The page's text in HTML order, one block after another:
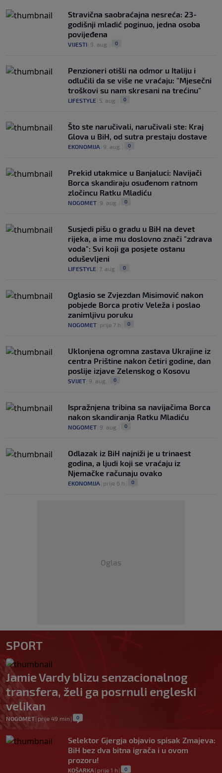
Stravična saobraćajna nesreća: 23-
godišnji mladić poginuo, jedna osoba
povijeđena
VIJESTI 9. aug. 0
Penzioneri otišli na odmor u Italiju i
odlučili da se više ne vraćaju: "Mjesečni
troškovi su nam skresani na trećinu"
LIFESTYLE 5. aug. 0
Što ste naručivali, naručivali ste: Kraj
Glova u BiH, od sutra prestaju dostave
EKONOMIJA 9. aug. 0
Prekid utakmice u Banjaluci: Navijači
Borca skandiraju osuđenom ratnom
zločincu Ratku Mladiću
NOGOMET 9. aug. 0
Susjedi pišu o gradu u BiH na devet
rijeka, a ime mu doslovno znači "zdrava
voda": Svi koji ga posjete ostanu
oduševljeni
LIFESTYLE 7. aug. 0
Oglasio se Zvjezdan Misimović nakon
pobjede Borca protiv Veleža i poslao
zanimljivu poruku
NOGOMET prije 7 h 0
Uklonjena ogromna zastava Ukrajine iz
centra Prištine nakon četiri godine, dan
poslije izjave Zelenskog o Kosovu
SVIJET 9. aug. 0
Ispražnjena tribina sa navijačima Borca
nakon skandiranja Ratku Mladiću
NOGOMET 9. aug. 0
Odlazak iz BiH najniži je u trinaest
godina, a ljudi koji se vraćaju iz
Njemačke računaju ovako
EKONOMIJA prije 6 h 0
Oglas
SPORT
Jamie Vardy blizu senzacionalnog
transfera, želi ga posrnuli engleski
velikan
NOGOMET| prije 49 min | 0
Selektor Gjergja objavio spisak Zmajeva:
BiH bez dva bitna igrača i u ovom
prozoru!
KOŠARKA | prije 1 h | 0